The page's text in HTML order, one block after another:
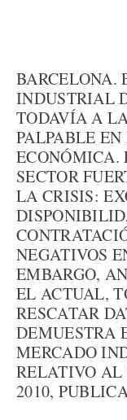
BARCELONA.
INDUSTRIAL
TODAVÍA A
PALPABLE
ECONÓMICA.
SECTOR
LA CRISIS:
NEGATIVOS
EMBARGO,
EL ACTUAL,
RESCATAR
DEMUESTRA
MERCADO
RELATIVO AL
2010,